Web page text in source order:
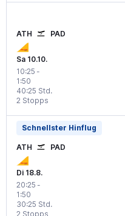
ATH PAD
Sa 10.10.
10:25 -
1:50
2 Stopps
40:25 Std.
Schnellster Hinflug
ATH PAD
Di 18.8.
20:25 -
1:50
2 Stopps
30:25 Std.